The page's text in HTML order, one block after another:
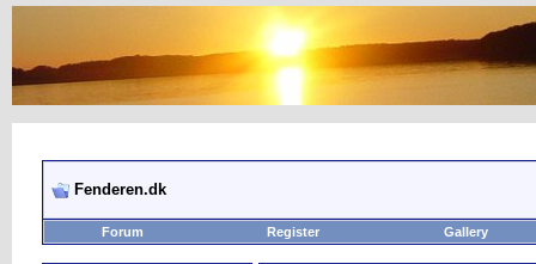
Fenderen.dk
Forum Register Gallery